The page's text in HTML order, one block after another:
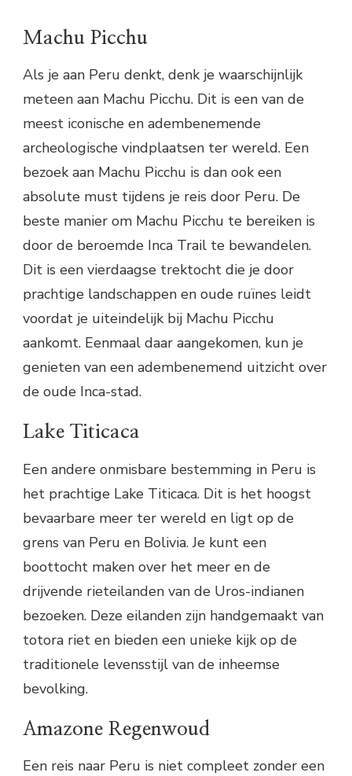
Machu Picchu
Als je aan Peru denkt, denk je waarschijnlijk
meteen aan Machu Picchu. Dit is een van de
meest iconische en adembenemende
archeologische vindplaatsen ter wereld. Een
bezoek aan Machu Picchu is dan ook een
absolute must tijdens je reis door Peru. De
beste manier om Machu Picchu te bereiken is
door de beroemde Inca Trail te bewandelen.
Dit is een vierdaagse trektocht die je door
prachtige landschappen en oude ruïnes leidt
voordat je uiteindelijk bij Machu Picchu
aankomt. Eenmaal daar aangekomen, kun je
genieten van een adembenemend uitzicht over
de oude Inca-stad.
Lake Titicaca
Een andere onmisbare bestemming in Peru is
het prachtige Lake Titicaca. Dit is het hoogst
bevaarbare meer ter wereld en ligt op de
grens van Peru en Bolivia. Je kunt een
boottocht maken over het meer en de
drijvende rieteilanden van de Uros-indianen
bezoeken. Deze eilanden zijn handgemaakt van
totora riet en bieden een unieke kijk op de
traditionele levensstijl van de inheemse
bevolking.
Amazone Regenwoud
Een reis naar Peru is niet compleet zonder een